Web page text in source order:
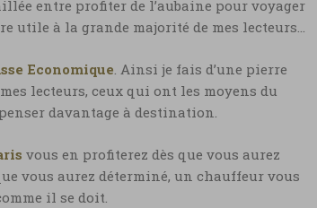
entre profiter de l’aubaine pour voyager
utile à la grande majorité de mes lecteurs…
Economique. Ainsi je fais d’une pierre
lecteurs, ceux qui ont les moyens du
davantage à destination.
vous en profiterez dès que vous aurez
vous aurez déterminé, un chauffeur vous
il se doit.